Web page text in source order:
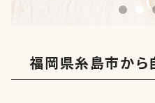
福岡県糸島市から